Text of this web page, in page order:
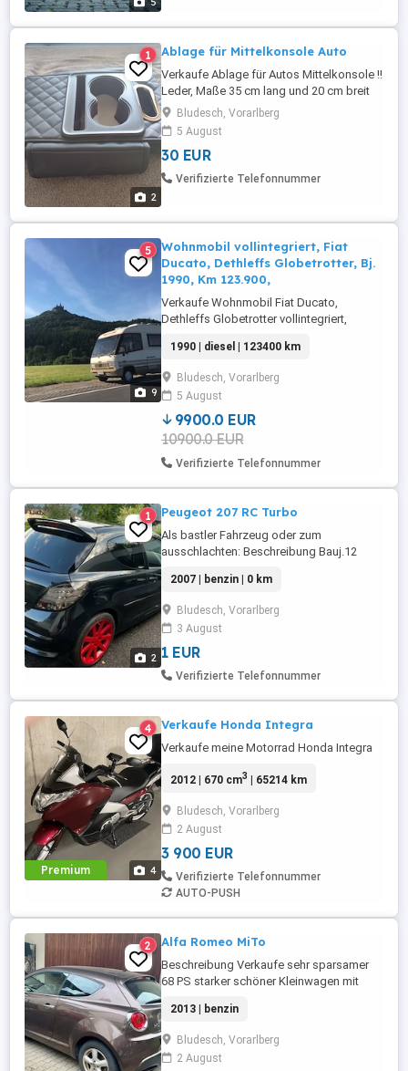
2
1 Ablage für Mittelkonsole Auto
Verkaufe Ablage für Autos Mittelkonsole !!
Leder, Maße 35 cm lang und 20 cm breit
neu !, für mein Auto leider zu breit !
Bludesch, Vorarlberg
5 August
30 EUR
Verifizierte Telefonnummer
9
5
Wohnmobil vollintegriert, Fiat
Ducato, Dethleffs Globetrotter, Bj.
1990, Km 123.900,
Verkaufe Wohnmobil Fiat Ducato,
Dethleffs Globetrotter vollintegriert,
ccm, 81PS 60 Kw Begutachtungsplakette
bis 06 2027 + 4 Monate Gasprüfung bis 08
2027 Innenraum in gepflegtem Zustand,
Teppichboden, alle Geräte
funktionstüchtig 5 Schlafplätze Küche mit
2-flammigem ...
1990 | diesel | 123400 km
Bludesch, Vorarlberg
5 August
9900.0 EUR
10900.0 EUR
Verifizierte Telefonnummer
2
1 Peugeot 207 RC Turbo
Als bastler Fahrzeug oder zum
ausschlachten: Beschreibung Bauj.12
Schalensitze, 175 Ps, LED Scheinwerfer &
Rückleuchten-Orginalteile vorhanden,
Neuer Turboschlauch,
Fahrwerkstieferlegung H&R-typisiert, 17
Zoll Felgen mit 205 45 R17 Gummis-
typisiert an BASTLER abzugeben! Evtl ...
2007 | benzin | 0 km
Bludesch, Vorarlberg
3 August
1 EUR
Verifizierte Telefonnummer
Premium 4
4 Verkaufe Honda Integra
Verkaufe meine Motorrad Honda Integra
2012 | 670 cm3 | 65214 km
Bludesch, Vorarlberg
2 August
3 900 EUR
Verifizierte Telefonnummer
AUTO-PUSH
2 Alfa Romeo MiTo
Beschreibung Verkaufe sehr sparsamer
68 PS starker schöner Kleinwagen mit
Federn neue Bremsschläuche,
Unterboden konserviert. Beifahrerseite
leicht beschädigt gebrauchspuren an der
Karosserie aber technisch
2013 | benzin
Bludesch, Vorarlberg
2 August